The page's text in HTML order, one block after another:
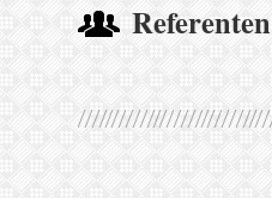
Referenten